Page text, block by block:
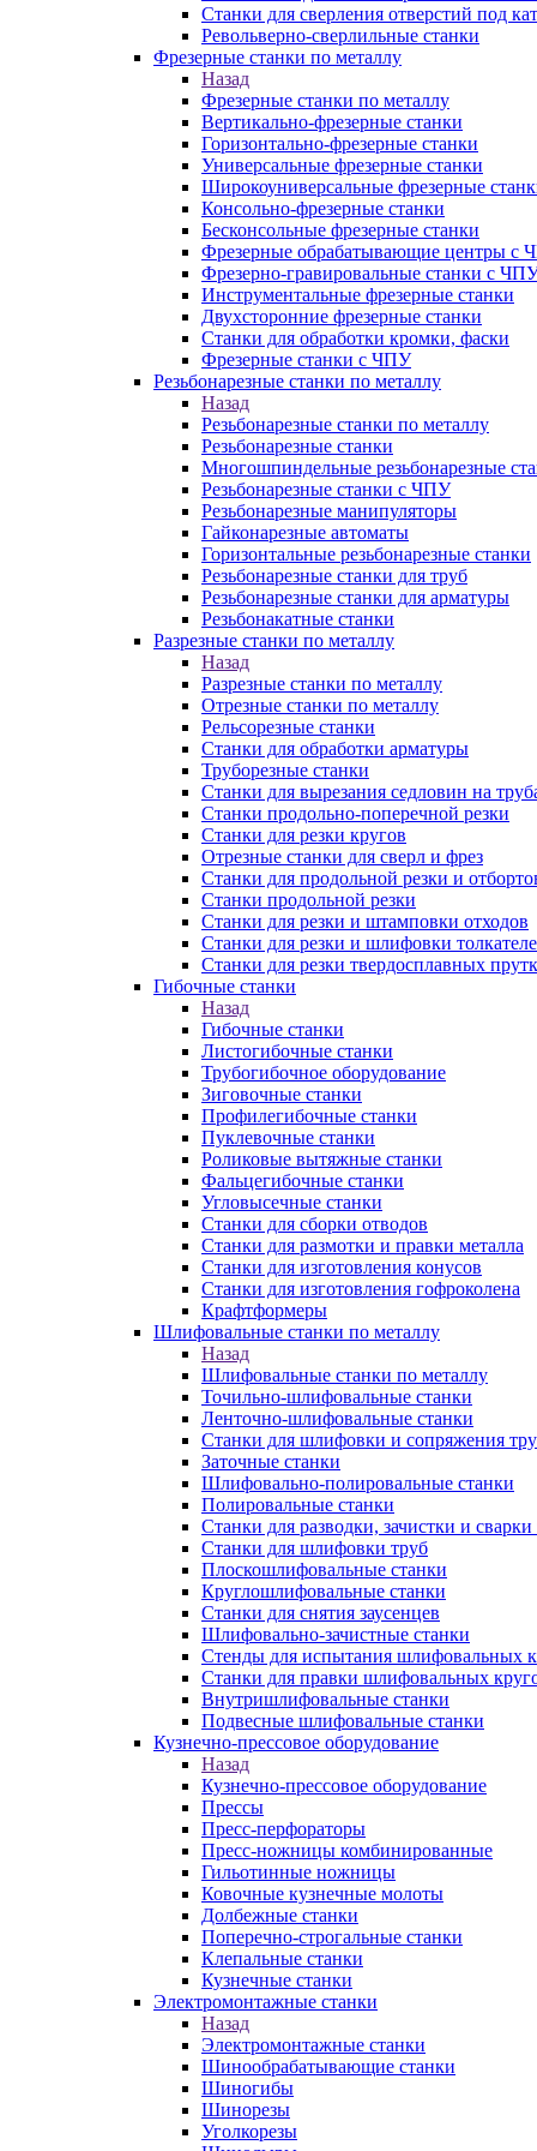
Станки для сверления отверстий под
Револьверно-сверлильные станки
Фрезерные станки по металлу
Назад
Фрезерные станки по металлу
Вертикально-фрезерные станки
Горизонтально-фрезерные станки
Универсальные фрезерные станки
Широкоуниверсальные фрезерные
Консольно-фрезерные станки
Бесконсольные фрезерные станки
Фрезерные обрабатывающие центры с
Фрезерно-гравировальные станки с
Инструментальные фрезерные станки
Двухсторонние фрезерные станки
Станки для обработки кромки, фаски
Фрезерные станки с ЧПУ
Резьбонарезные станки по металлу
Назад
Резьбонарезные станки по металлу
Резьбонарезные станки
Многошпиндельные резьбонарезные
Резьбонарезные станки с ЧПУ
Резьбонарезные манипуляторы
Гайконарезные автоматы
Горизонтальные резьбонарезные станки
Резьбонарезные станки для труб
Резьбонарезные станки для арматуры
Резьбонакатные станки
Разрезные станки по металлу
Назад
Разрезные станки по металлу
Отрезные станки по металлу
Рельсорезные станки
Станки для обработки арматуры
Труборезные станки
Станки для вырезания седловин на
Станки продольно-поперечной резки
Станки для резки кругов
Отрезные станки для сверл и фрез
Станки для продольной резки и
Станки продольной резки
Станки для резки и штамповки отходов
Станки для резки и шлифовки
Станки для резки твердосплавных
Гибочные станки
Назад
Гибочные станки
Листогибочные станки
Трубогибочное оборудование
Зиговочные станки
Профилегибочные станки
Пуклевочные станки
Роликовые вытяжные станки
Фальцегибочные станки
Угловысечные станки
Станки для сборки отводов
Станки для размотки и правки металла
Станки для изготовления конусов
Станки для изготовления гофроколена
Крафтформеры
Шлифовальные станки по металлу
Назад
Шлифовальные станки по металлу
Точильно-шлифовальные станки
Ленточно-шлифовальные станки
Станки для шлифовки и сопряжения
Заточные станки
Шлифовально-полировальные станки
Полировальные станки
Станки для разводки, зачистки и сварки
Станки для шлифовки труб
Плоскошлифовальные станки
Круглошлифовальные станки
Станки для снятия заусенцев
Шлифовально-зачистные станки
Стенды для испытания шлифовальных
Станки для правки шлифовальных
Внутришлифовальные станки
Подвесные шлифовальные станки
Кузнечно-прессовое оборудование
Назад
Кузнечно-прессовое оборудование
Прессы
Пресс-перфораторы
Пресс-ножницы комбинированные
Гильотинные ножницы
Ковочные кузнечные молоты
Долбежные станки
Поперечно-строгальные станки
Клепальные станки
Кузнечные станки
Электромонтажные станки
Назад
Электромонтажные станки
Шинообрабатывающие станки
Шиногибы
Шинорезы
Уголкорезы